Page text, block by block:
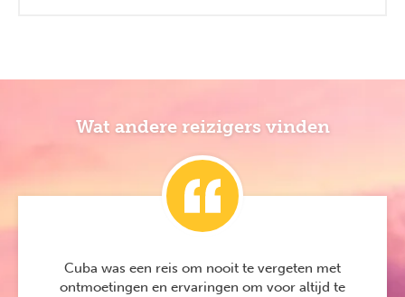
Wat andere reizigers vinden
Cuba was een reis om nooit te vergeten met
ontmoetingen en ervaringen om voor altijd te